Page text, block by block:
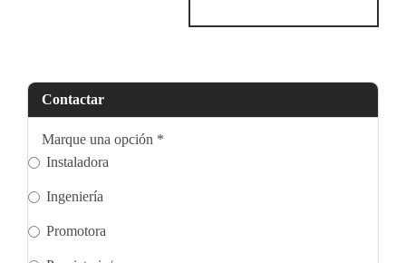
Contactar
Marque una opción *
Instaladora
Ingeniería
Promotora